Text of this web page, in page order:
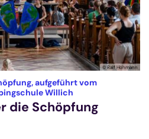
© Ralf Hohmann
aufgeführt vom
Willich
die Schöpfung